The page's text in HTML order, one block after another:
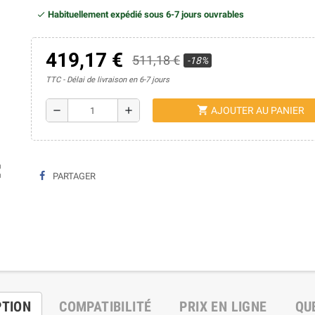
Habituellement expédié sous 6-7 jours ouvrables
419,17 € 511,18 € -18%
TTC Délai de livraison en 6-7 jours
remove add shopping_cart AJOUTER AU PANIER
PARTAGER
COMPATIBILITÉ PRIX EN LIGNE